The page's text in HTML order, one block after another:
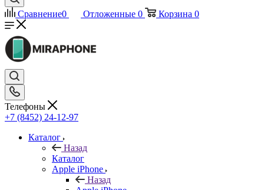
Сравнение0 Отложенные 0 Корзина 0
Телефоны
+7 (8452) 24-12-97
Каталог
Назад
Каталог
Apple iPhone
Назад